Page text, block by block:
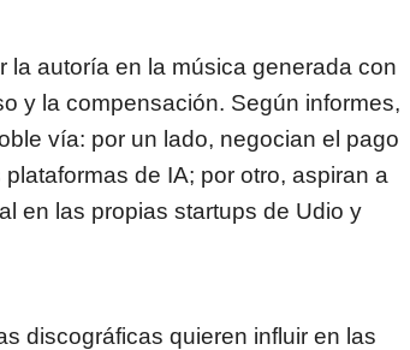
la autoría en la música generada con
y la compensación. Según informes,
vía: por un lado, negocian el pago
de IA; por otro, aspiran a
en las propias startups de Udio y
discográficas quieren influir en las